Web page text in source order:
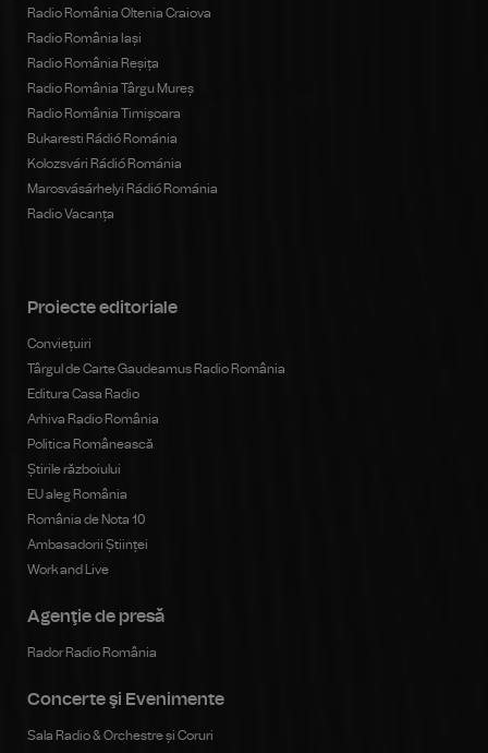
Radio România Oltenia Craiova
Radio România Iași
Radio România Reșița
Radio România Târgu Mureș
Radio România Timișoara
Bukaresti Rádió Románia
Kolozsvári Rádió Románia
Marosvásárhelyi Rádió Románia
Radio Vacanța
Proiecte editoriale
Conviețuiri
Târgul de Carte Gaudeamus Radio România
Editura Casa Radio
Arhiva Radio România
Politica Românească
Știrile războiului
EU aleg România
România de Nota 10
Ambasadorii Științei
Work and Live
Agenţie de presă
Rador Radio România
Concerte şi Evenimente
Sala Radio & Orchestre și Coruri